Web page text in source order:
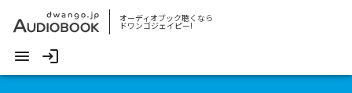
オーディオブック聴くなら
ドワンゴジェイピー!